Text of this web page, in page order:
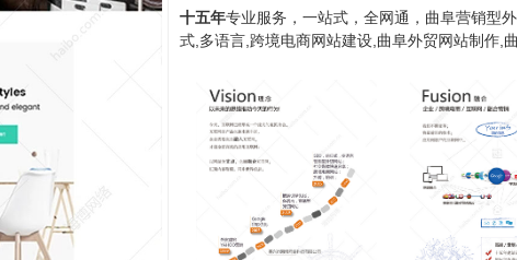
十五年专业服务，一站式，全网通，曲阜营销型
式,多语言,跨境电商网站建设,曲阜外贸网站制作,